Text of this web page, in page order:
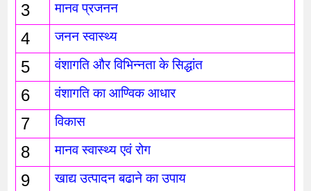
3 मानव प्रजनन
4 जनन स्वास्थ्य
5 वंशागति और विभिन्नता के सिद्धांत
6 वंशागति का आण्विक आधार
7 विकास
8 मानव स्वास्थ्य एवं रोग
9 खाद्य उत्पादन बढाने का उपाय